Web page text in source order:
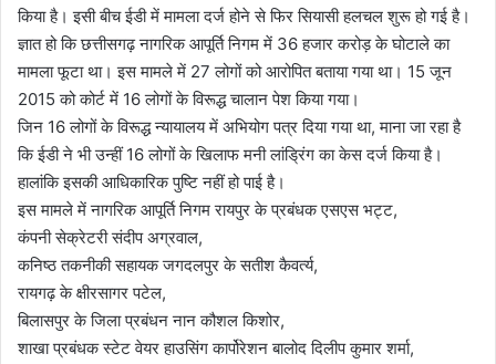
किया है। इसी बीच ईडी में मामला दर्ज होने से फिर सियासी हलचल शुरू हो गई है।
ज्ञात हो कि छत्तीसगढ़ नागरिक आपूर्ति निगम में 36 हजार करोड़ के घोटाले का
मामला फूटा था। इस मामले में 27 लोगों को आरोपित बताया गया था। 15 जून
2015 को कोर्ट में 16 लोगों के विरूद्ध चालान पेश किया गया।
जिन 16 लोगों के विरूद्ध न्यायालय में अभियोग पत्र दिया गया था, माना जा रहा है
कि ईडी ने भी उन्हीं 16 लोगों के खिलाफ मनी लांड्रिंग का केस दर्ज किया है।
हालांकि इसकी आधिकारिक पुष्टि नहीं हो पाई है।
इस मामले में नागरिक आपूर्ति निगम रायपुर के प्रबंधक एसएस भट्ट,
कंपनी सेक्रेटरी संदीप अग्रवाल,
कनिष्ठ तकनीकी सहायक जगदलपुर के सतीश कैवर्त्य,
रायगढ़ के क्षीरसागर पटेल,
बिलासपुर के जिला प्रबंधन नान कौशल किशोर,
शाखा प्रबंधक स्टेट वेयर हाउसिंग कार्पोरेशन बालोद दिलीप कुमार शर्मा,